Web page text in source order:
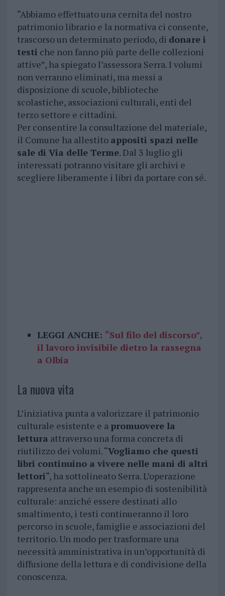
“Abbiamo effettuato una cernita del nostro
patrimonio librario e la normativa ci consente,
trascorso un determinato periodo, di donare i
testi che non fanno più parte delle collezioni
attive”, ha spiegato l’assessora Serra. I volumi
non verranno eliminati, ma messi a
disposizione di scuole, biblioteche
scolastiche, associazioni culturali, enti del
terzo settore e cittadini.
Per consentire la consultazione del materiale,
il Comune ha allestito appositi spazi nelle
sale di Via delle Terme. Dal 3 luglio gli
interessati potranno visitare gli archivi e
scegliere liberamente i libri da portare con sé.
LEGGI ANCHE: “Sul filo del discorso”,
il lavoro invisibile dietro la rassegna
a Olbia
La nuova vita
L’iniziativa punta a valorizzare il patrimonio
culturale esistente e a promuovere la
lettura attraverso una forma concreta di
riutilizzo dei volumi. “Vogliamo che questi
libri continuino a vivere nelle mani di altri
lettori“, ha sottolineato Serra. L’operazione
rappresenta anche un esempio di sostenibilità
culturale: anziché essere destinati allo
smaltimento, i testi continueranno il loro
percorso in scuole, famiglie e associazioni del
territorio. Un modo per trasformare una
necessità amministrativa in un’opportunità di
diffusione della lettura e di condivisione della
conoscenza.